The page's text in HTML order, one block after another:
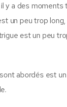
y a des
un peu trop
est un peu
abordés est